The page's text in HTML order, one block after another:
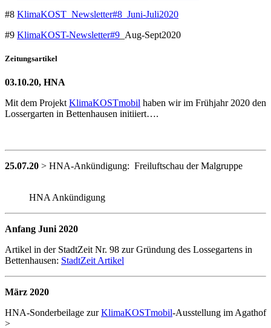
#8 KlimaKOST_Newsletter#8_Juni-Juli2020
#9 KlimaKOST-Newsletter#9 _Aug-Sept2020
Zeitungsartikel
03.10.20, HNA
Mit dem Projekt KlimaKOSTmobil haben wir im Frühjahr 2020 den
Lossergarten in Bettenhausen initiiert….
25.07.20 > HNA-Ankündigung: Freiluftschau der Malgruppe
HNA Ankündigung
Anfang Juni 2020
Artikel in der StadtZeit Nr. 98 zur Gründung des Lossegartens in
Bettenhausen: StadtZeit Artikel
März 2020
HNA-Sonderbeilage zurKlimaKOSTmobil-Ausstellung im Agathof
>